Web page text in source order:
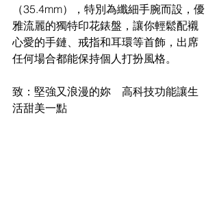
（35.4mm），特別為纖細手腕而設，優
雅流麗的獨特印花錶盤，讓你輕鬆配襯
心愛的手鏈、戒指和耳環等首飾，出席
任何場合都能保持個人打扮風格。
致：堅強又浪漫的妳　高科技功能讓生
活甜美一點